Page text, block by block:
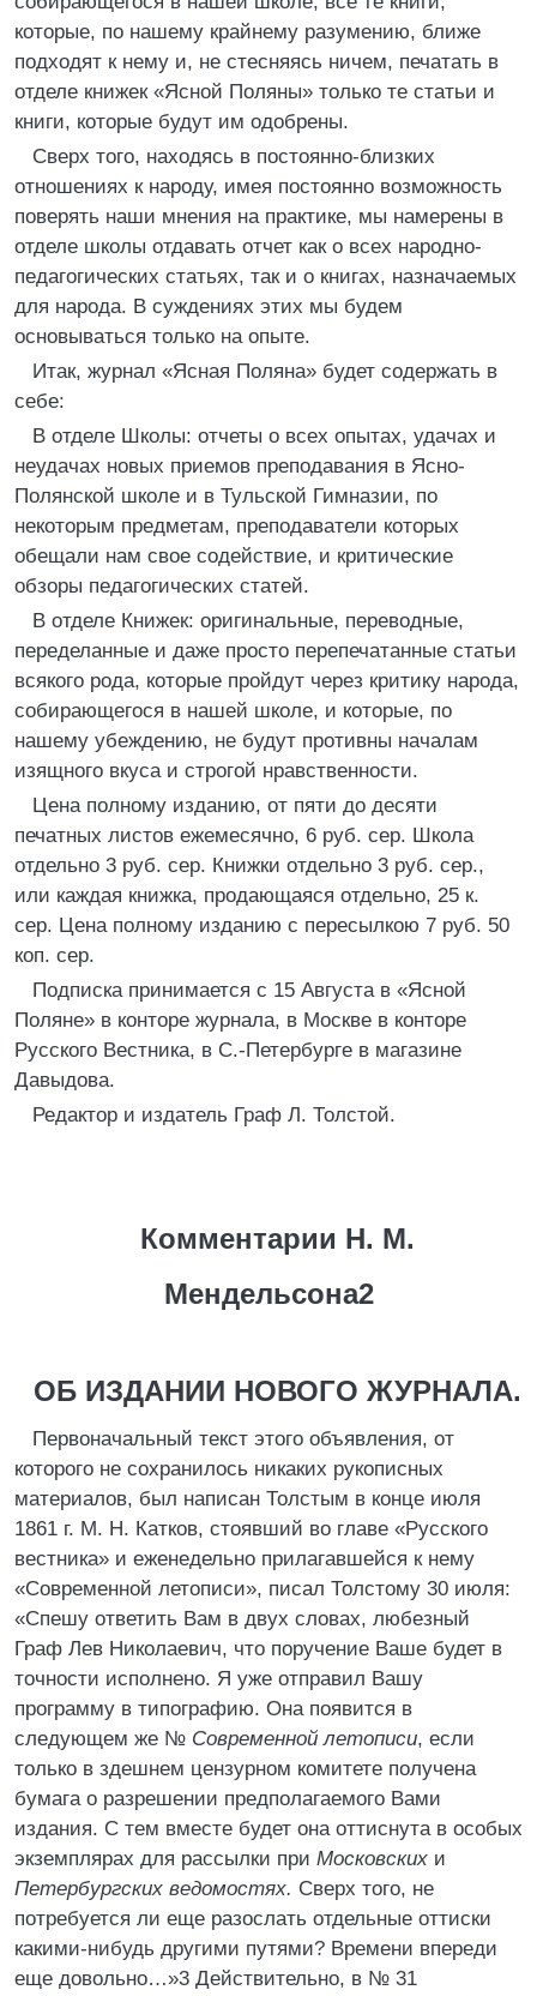
которые, по нашему крайнему разумению, ближе
подходят к нему и, не стесняясь ничем, печатать в
отделе книжек «Ясной Поляны» только те статьи и
книги, которые будут им одобрены.
Сверх того, находясь в постоянно-близких
отношениях к народу, имея постоянно возможность
поверять наши мнения на практике, мы намерены в
отделе школы отдавать отчет как о всех народно-
педагогических статьях, так и о книгах, назначаемых
для народа. В суждениях этих мы будем
основываться только на опыте.
Итак, журнал «Ясная Поляна» будет содержать в
себе:
В отделе Школы: отчеты о всех опытах, удачах и
неудачах новых приемов преподавания в Ясно-
Полянской школе и в Тульской Гимназии, по
некоторым предметам, преподаватели которых
обещали нам свое содействие, и критические
обзоры педагогических статей.
В отделе Книжек: оригинальные, переводные,
переделанные и даже просто перепечатанные статьи
всякого рода, которые пройдут через критику народа,
собирающегося в нашей школе, и которые, по
нашему убеждению, не будут противны началам
изящного вкуса и строгой нравственности.
Цена полному изданию, от пяти до десяти
печатных листов ежемесячно, 6 руб. сер. Школа
отдельно 3 руб. сер. Книжки отдельно 3 руб. сер.,
или каждая книжка, продающаяся отдельно, 25 к.
сер. Цена полному изданию с пересылкою 7 руб. 50
коп. сер.
Подписка принимается с 15 Августа в «Ясной
Поляне» в конторе журнала, в Москве в конторе
Русского Вестника, в С.-Петербурге в магазине
Давыдова.
Редактор и издатель Граф Л. Толстой.
Комментарии Н. М.
Мендельсона2
ОБ ИЗДАНИИ НОВОГО ЖУРНАЛА.
Первоначальный текст этого объявления, от
которого не сохранилось никаких рукописных
материалов, был написан Толстым в конце июля
1861 г. М. Н. Катков, стоявший во главе «Русского
вестника» и еженедельно прилагавшейся к нему
«Современной летописи», писал Толстому 30 июля:
«Спешу ответить Вам в двух словах, любезный
Граф Лев Николаевич, что поручение Ваше будет в
точности исполнено. Я уже отправил Вашу
программу в типографию. Она появится в
следующем же № Современной летописи, если
только в здешнем цензурном комитете получена
бумага о разрешении предполагаемого Вами
издания. С тем вместе будет она оттиснута в особых
экземплярах для рассылки при Московских и
Петербургских ведомостях. Сверх того, не
потребуется ли еще разослать отдельные оттиски
какими-нибудь другими путями? Времени впереди
еще довольно…»3 Действительно, в № 31